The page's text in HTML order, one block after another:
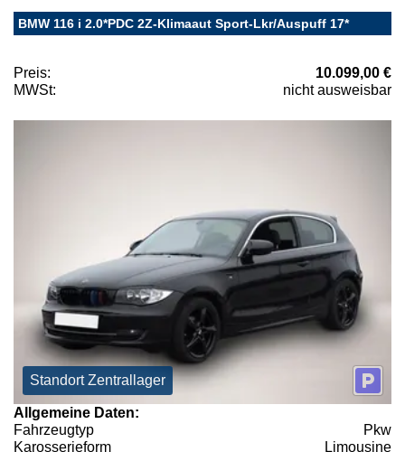
BMW 116 i 2.0*PDC 2Z-Klimaaut Sport-Lkr/Auspuff 17*
Preis:
10.099,00 €
MWSt:
nicht ausweisbar
Standort Zentrallager
Allgemeine Daten:
Fahrzeugtyp
Pkw
Karosserieform
Limousine